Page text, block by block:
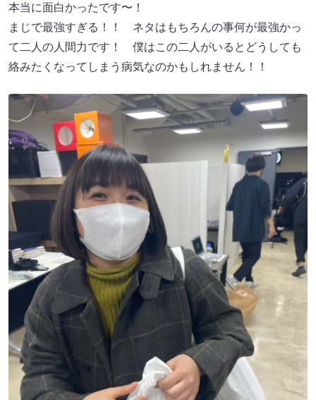
本当に面白かったです〜！
まじで最強すぎる！！ ネタはもちろんの事何が最強かっ
て二人の人間力です！ 僕はこの二人がいるとどうしても
絡みたくなってしまう病気なのかもしれません！！